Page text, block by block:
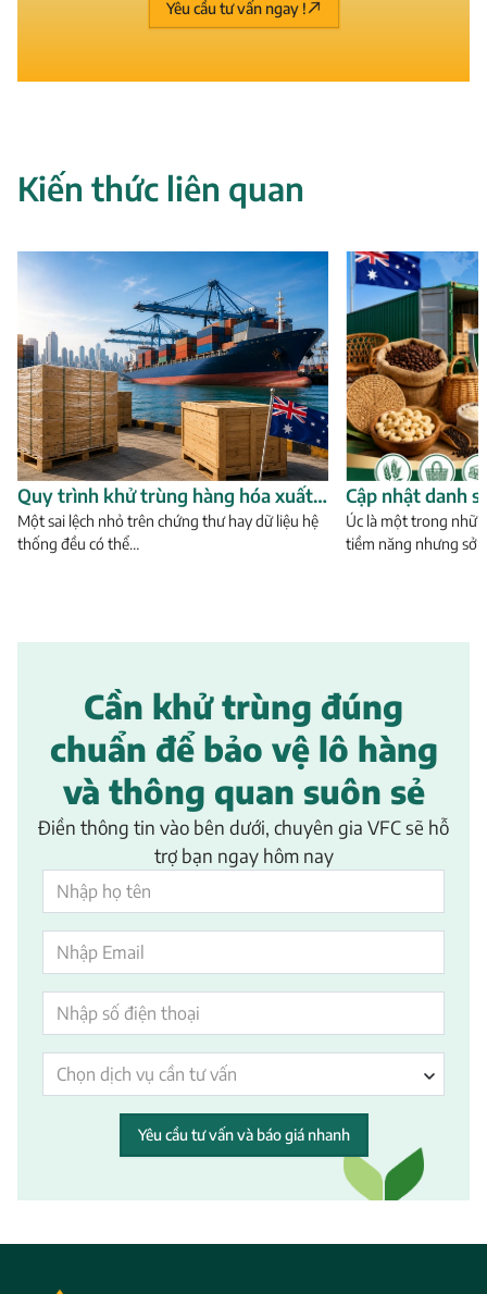
Yêu cầu tư vấn ngay !
Kiến thức liên quan
Quy trình khử trùng hàng hóa xuất
khẩu sang Úc từ A-Z
Một sai lệch nhỏ trên chứng thư hay dữ liệu hệ
thống đều có thể…
Cập nhật danh
khẩu sang Úc
Úc là một trong
tiềm năng nhưng sở
Cần khử trùng đúng
chuẩn để bảo vệ lô hàng
và thông quan suôn sẻ
Điền thông tin vào bên dưới, chuyên gia VFC sẽ hỗ
trợ bạn ngay hôm nay
Chọn dịch vụ cần tư vấn
Yêu cầu tư vấn và báo giá nhanh